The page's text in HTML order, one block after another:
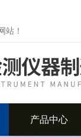
站！
产品中心